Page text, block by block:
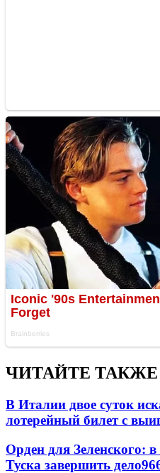
ЧИТАЙТЕ ТАКЖЕ
В Италии двое суток
лотерейный билет с
Орден для Зеленского:
Туска завершить дело